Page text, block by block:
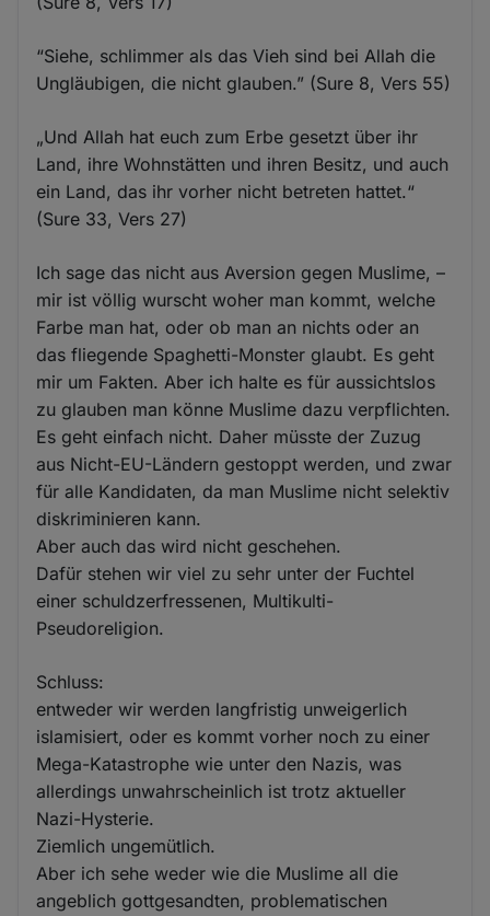
“Siehe, schlimmer als das Vieh sind bei Allah die
Ungläubigen, die nicht glauben.” (Sure 8, Vers 55)
„Und Allah hat euch zum Erbe gesetzt über ihr
Land, ihre Wohnstätten und ihren Besitz, und auch
ein Land, das ihr vorher nicht betreten hattet.“
(Sure 33, Vers 27)
Ich sage das nicht aus Aversion gegen Muslime, –
mir ist völlig wurscht woher man kommt, welche
Farbe man hat, oder ob man an nichts oder an
das fliegende Spaghetti-Monster glaubt. Es geht
mir um Fakten. Aber ich halte es für aussichtslos
zu glauben man könne Muslime dazu verpflichten.
Es geht einfach nicht. Daher müsste der Zuzug
aus Nicht-EU-Ländern gestoppt werden, und zwar
für alle Kandidaten, da man Muslime nicht selektiv
diskriminieren kann.
Aber auch das wird nicht geschehen.
Dafür stehen wir viel zu sehr unter der Fuchtel
einer schuldzerfressenen, Multikulti-
Pseudoreligion.
Schluss:
entweder wir werden langfristig unweigerlich
islamisiert, oder es kommt vorher noch zu einer
Mega-Katastrophe wie unter den Nazis, was
allerdings unwahrscheinlich ist trotz aktueller
Nazi-Hysterie.
Ziemlich ungemütlich.
Aber ich sehe weder wie die Muslime all die
angeblich gottgesandten, problematischen